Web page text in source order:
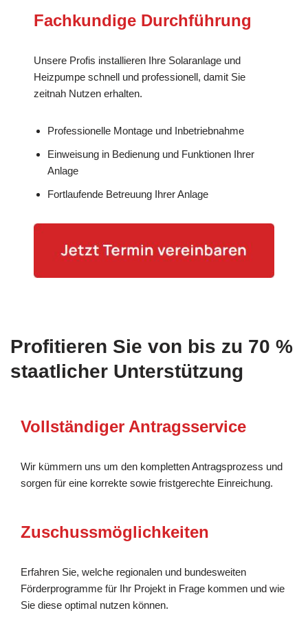
Fachkundige Durchführung
Unsere Profis installieren Ihre Solaranlage und
Heizpumpe schnell und professionell, damit Sie
zeitnah Nutzen erhalten.
Professionelle Montage und Inbetriebnahme
Einweisung in Bedienung und Funktionen Ihrer
Anlage
Fortlaufende Betreuung Ihrer Anlage
Profitieren Sie von bis zu 70 %
staatlicher Unterstützung
Vollständiger Antragsservice
Wir kümmern uns um den kompletten Antragsprozess und
sorgen für eine korrekte sowie fristgerechte Einreichung.
Zuschussmöglichkeiten
Erfahren Sie, welche regionalen und bundesweiten
Förderprogramme für Ihr Projekt in Frage kommen und wie
Sie diese optimal nutzen können.